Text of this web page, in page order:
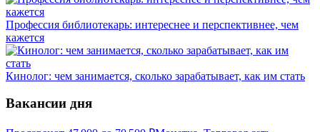
Профессия библиотекарь: интереснее и перспективнее, чем
кажется
Кинолог: чем занимается, сколько зарабатывает, как им стать
Вакансии дня